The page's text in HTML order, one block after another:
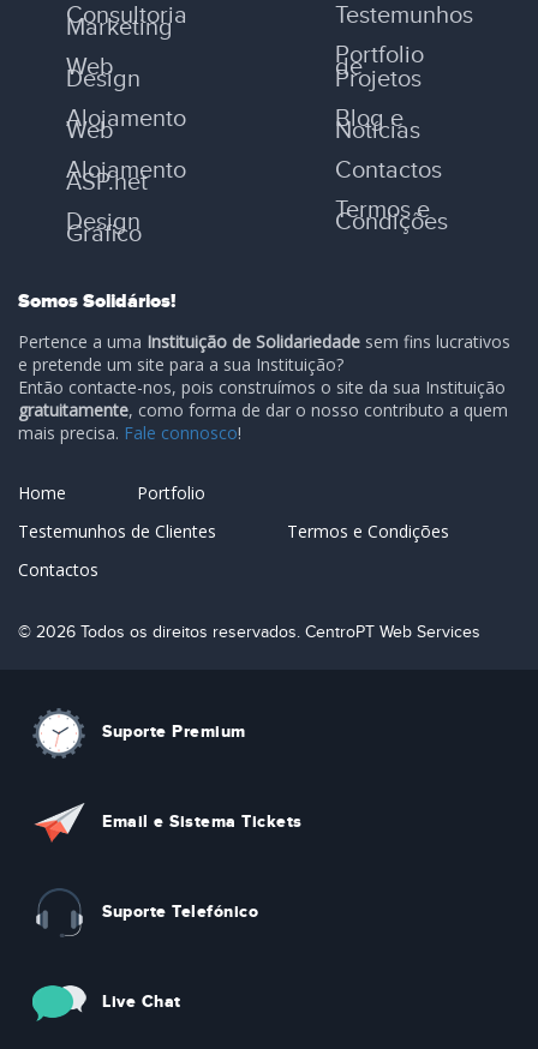
Consultoria
Marketing
Web
Design
Alojamento
Web
Alojamento
ASP.net
Design
Gráfico
Testemunhos
Portfolio
de
Projetos
Blog e
Notícias
Contactos
Termos e
Condições
Somos Solidários!
Pertence a uma Instituição de Solidariedade sem fins lucrativos
e pretende um site para a sua Instituição?
Então contacte-nos, pois construímos o site da sua Instituição
gratuitamente, como forma de dar o nosso contributo a quem
mais precisa. Fale connosco!
Home
Portfolio
Testemunhos de Clientes
Termos e Condições
Contactos
© 2026 Todos os direitos reservados. CentroPT Web Services
Suporte Premium
Email e Sistema Tickets
Suporte Telefónico
Live Chat